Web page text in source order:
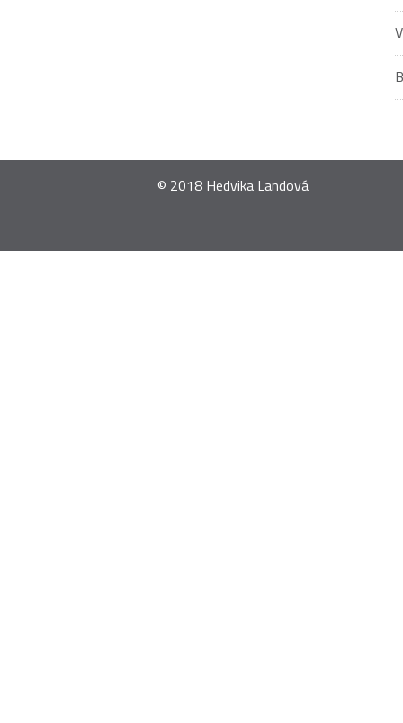
© 2018 Hedvika Landová